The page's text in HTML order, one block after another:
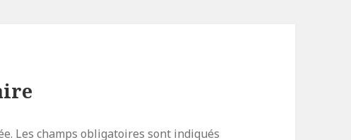
Les champs obligatoires sont indiqués